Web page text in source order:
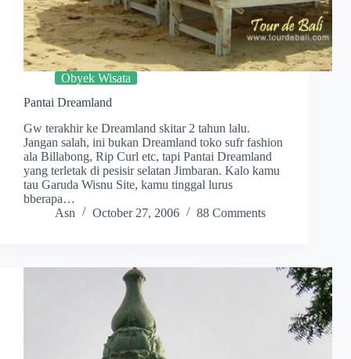
Obyek Wisata
Pantai Dreamland
Gw terakhir ke Dreamland skitar 2 tahun lalu.
Jangan salah, ini bukan Dreamland toko sufr fashion
ala Billabong, Rip Curl etc, tapi Pantai Dreamland
yang terletak di pesisir selatan Jimbaran. Kalo kamu
tau Garuda Wisnu Site, kamu tinggal lurus
bberapa…
Asn
October 27, 2006 88 Comments